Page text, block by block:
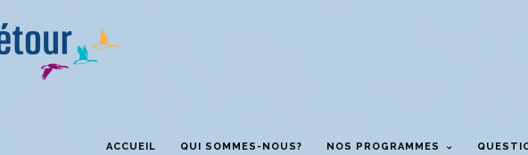
ACCUEIL QUI SOMMES-NOUS? NOS PROGRAMMES